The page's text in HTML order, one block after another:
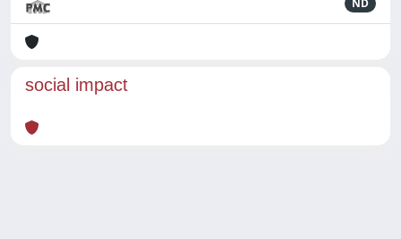
ND
social impact